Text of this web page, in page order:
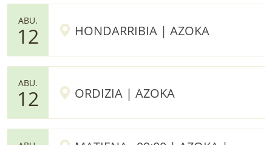
ABU.
12 HONDARRIBIA | AZOKA
ABU.
12 ORDIZIA | AZOKA